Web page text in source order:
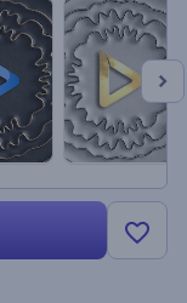
bir etki bırakın.